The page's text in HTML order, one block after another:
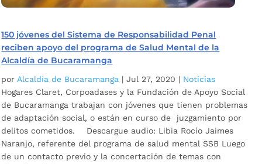
150 jóvenes del Sistema de Responsabilidad Penal
reciben apoyo del programa de Salud Mental de la
Alcaldía de Bucaramanga
por Alcaldía de Bucaramanga |Jul 27, 2020 | Noticias
Hogares Claret, Corpoadases y la Fundación de Apoyo Social
de Bucaramanga trabajan con jóvenes que tienen problemas
de adaptación social, o están en curso de juzgamiento por
delitos cometidos. Descargue audio: Libia Rocío Jaimes
Naranjo, referente del programa de salud mental SSB Luego
de un contacto previo y la concertación de temas con